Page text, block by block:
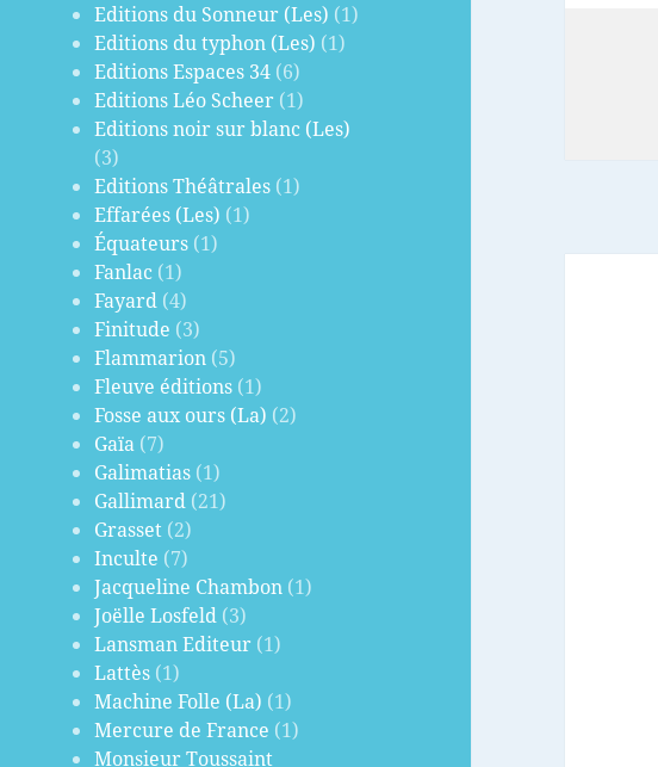
Editions du Sonneur (Les) (1)
Editions du typhon (Les) (1)
Editions Espaces 34 (6)
Editions Léo Scheer (1)
Editions noir sur blanc (Les)
(3)
Editions Théâtrales (1)
Effarées (Les) (1)
Équateurs (1)
Fanlac (1)
Fayard (4)
Finitude (3)
Flammarion (5)
Fleuve éditions (1)
Fosse aux ours (La) (2)
Gaïa (7)
Galimatias (1)
Gallimard (21)
Grasset (2)
Inculte (7)
Jacqueline Chambon (1)
Joëlle Losfeld (3)
Lansman Editeur (1)
Lattès (1)
Machine Folle (La) (1)
Mercure de France (1)
Monsieur Toussaint